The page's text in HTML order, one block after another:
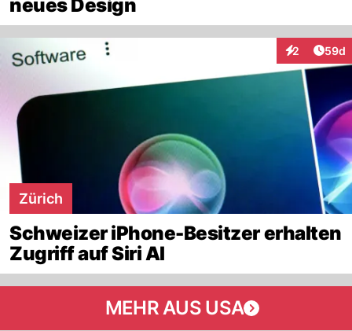
neues Design
2
Interaktionen
59d
Zürich
Schweizer iPhone-Besitzer erhalten
Zugriff auf Siri AI
MEHR AUS USA